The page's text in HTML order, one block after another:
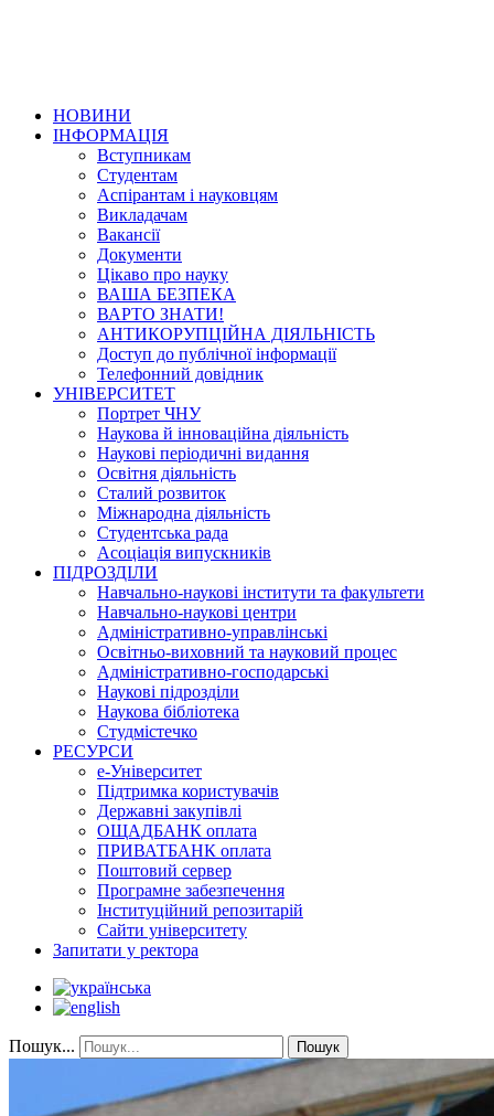
НОВИНИ
ІНФОРМАЦІЯ
Вступникам
Студентам
Аспірантам і науковцям
Викладачам
Вакансії
Документи
Цікаво про науку
ВАША БЕЗПЕКА
ВАРТО ЗНАТИ!
АНТИКОРУПЦІЙНА ДІЯЛЬНІСТЬ
Доступ до публічної інформації
Телефонний довідник
УНІВЕРСИТЕТ
Портрет ЧНУ
Наукова й інноваційна діяльність
Наукові періодичні видання
Освітня діяльність
Сталий розвиток
Міжнародна діяльність
Студентська рада
Асоціація випускників
ПІДРОЗДІЛИ
Навчально-наукові інститути та факультети
Навчально-наукові центри
Адміністративно-управлінські
Освітньо-виховний та науковий процес
Адміністративно-господарські
Наукові підрозділи
Наукова бібліотека
Студмістечко
РЕСУРСИ
е-Університет
Підтримка користувачів
Державні закупівлі
ОЩАДБАНК оплата
ПРИВАТБАНК оплата
Поштовий сервер
Програмне забезпечення
Інституційний репозитарій
Сайти університету
Запитати у ректора
Пошук... Пошук